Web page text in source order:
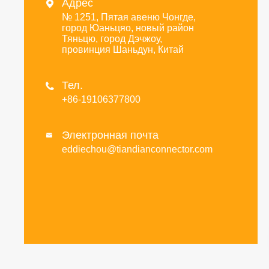
 Адрес
№ 1251, Пятая авеню Чонгде,
город Юаньцяо, новый район
Тяньцю, город Дэчжоу,
провинция Шаньдун, Китай
 Тел.
+86-19106377800
 Электронная почта
eddiechou@tiandianconnector.com